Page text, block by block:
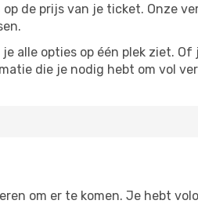
de prijs van je ticket. Onze
alle opties op één plek ziet.
die je nodig hebt om vol
om er te komen. Je hebt